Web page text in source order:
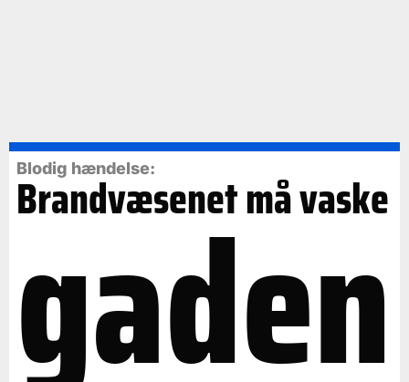
Blodig hændelse:
Brandvæsenet må vaske
gaden